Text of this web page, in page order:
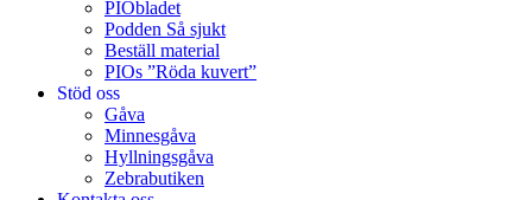
PIObladet
Podden Så sjukt
Beställ material
PIOs ”Röda kuvert”
Stöd oss
Gåva
Minnesgåva
Hyllningsgåva
Zebrabutiken